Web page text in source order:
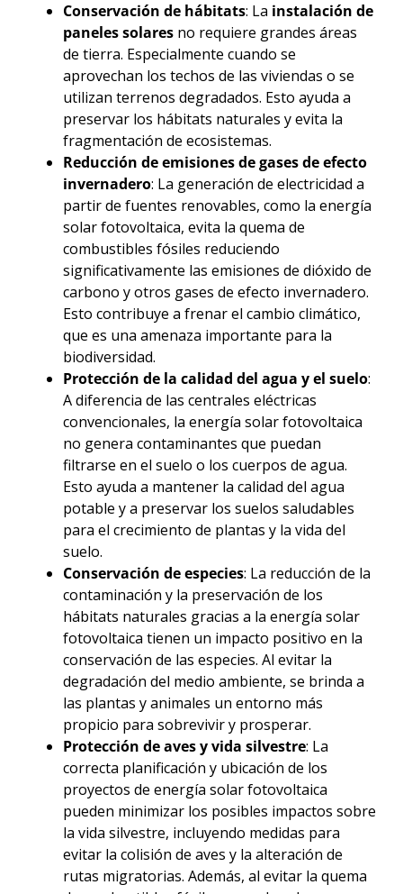
Conservación de hábitats: La instalación de
paneles solares no requiere grandes áreas
de tierra. Especialmente cuando se
aprovechan los techos de las viviendas o se
utilizan terrenos degradados. Esto ayuda a
preservar los hábitats naturales y evita la
fragmentación de ecosistemas.
Reducción de emisiones de gases de efecto
invernadero: La generación de electricidad a
partir de fuentes renovables, como la energía
solar fotovoltaica, evita la quema de
combustibles fósiles reduciendo
significativamente las emisiones de dióxido de
carbono y otros gases de efecto invernadero.
Esto contribuye a frenar el cambio climático,
que es una amenaza importante para la
biodiversidad.
Protección de la calidad del agua y el suelo:
A diferencia de las centrales eléctricas
convencionales, la energía solar fotovoltaica
no genera contaminantes que puedan
filtrarse en el suelo o los cuerpos de agua.
Esto ayuda a mantener la calidad del agua
potable y a preservar los suelos saludables
para el crecimiento de plantas y la vida del
suelo.
Conservación de especies: La reducción de la
contaminación y la preservación de los
hábitats naturales gracias a la energía solar
fotovoltaica tienen un impacto positivo en la
conservación de las especies. Al evitar la
degradación del medio ambiente, se brinda a
las plantas y animales un entorno más
propicio para sobrevivir y prosperar.
Protección de aves y vida silvestre: La
correcta planificación y ubicación de los
proyectos de energía solar fotovoltaica
pueden minimizar los posibles impactos sobre
la vida silvestre, incluyendo medidas para
evitar la colisión de aves y la alteración de
rutas migratorias. Además, al evitar la quema